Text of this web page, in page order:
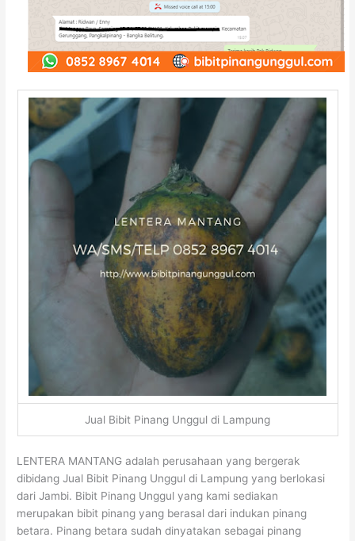
Jual Bibit Pinang Unggul di Lampung
LENTERA MANTANG adalah perusahaan yang bergerak
dibidang Jual Bibit Pinang Unggul di Lampung yang berlokasi
dari Jambi. Bibit Pinang Unggul yang kami sediakan
merupakan bibit pinang yang berasal dari indukan pinang
betara. Pinang betara sudah dinyatakan sebagai pinang